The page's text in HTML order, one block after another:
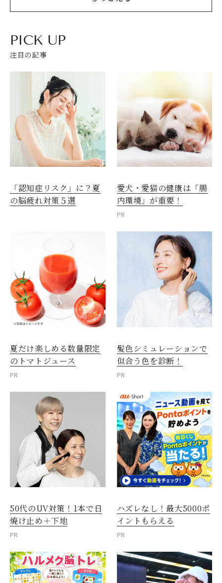
PICK UP
注目の記事
「認知症リスク」に？夏
の脳疲れ対策５選
愛犬・愛猫の健康は「腸
内環境」が重要！
PR
夏だけ楽しめる数量限定
のトマトジュース
PR
髪色シミュレーションで
似合う色を診断！
PR
50代のUV対策！1本で日
焼け止め＋下地
PR
ハズレなし！最大5000ポ
イントもらえる
PR